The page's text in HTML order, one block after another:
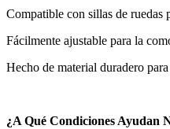
Compatible con sillas de ruedas
Fácilmente ajustable para la
Hecho de material duradero
¿A Qué Condiciones Ayudan